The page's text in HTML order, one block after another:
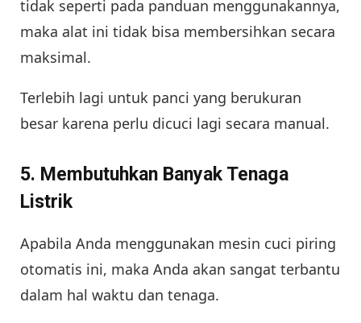
tidak seperti pada panduan menggunakannya,
maka alat ini tidak bisa membersihkan secara
maksimal.
Terlebih lagi untuk panci yang berukuran
besar karena perlu dicuci lagi secara manual.
5. Membutuhkan Banyak Tenaga
Listrik
Apabila Anda menggunakan mesin cuci piring
otomatis ini, maka Anda akan sangat terbantu
dalam hal waktu dan tenaga.